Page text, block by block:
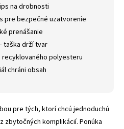
na drobnosti
pre bezpečné uzatvorenie
prenášanie
taška drží tvar
polyesteru
chráni obsah
pre tých, ktorí chcú jednoduchú
zbytočných komplikácií. Ponúka